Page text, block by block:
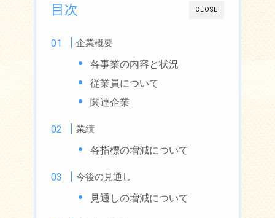
CLOSE
目次
企業概要
各事業の内容と状況
従業員について
関連企業
業績
各指標の増減について
今後の見通し
見通しの増減について